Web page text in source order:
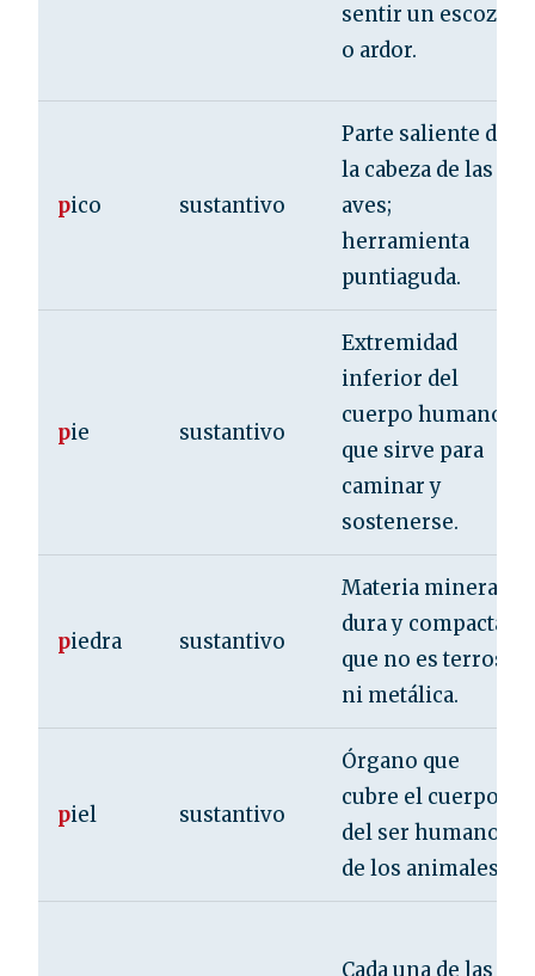
sentir un escozor
o ardor.
pico sustantivo
Parte saliente de
la cabeza de las
aves;
herramienta
puntiaguda.
pie sustantivo
Extremidad
inferior del
cuerpo humano
que sirve para
caminar y
sostenerse.
piedra sustantivo
Materia mineral
dura y compacta,
que no es terrosa
ni metálica.
piel sustantivo
Órgano que
cubre el cuerpo
del ser humano y
de los animales.
Cada una de las